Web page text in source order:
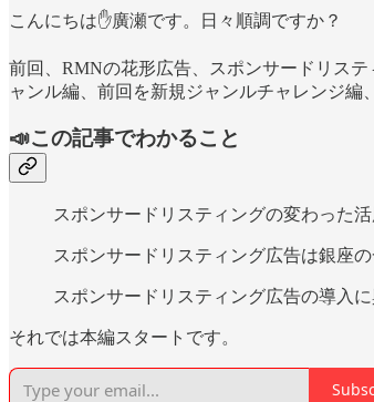
こんにちは✋廣瀬です。日々順調ですか？
前回、RMNの花形広告、スポンサードリス
ャンル編、前回を新規ジャンルチャレンジ編
📣この記事でわかること
スポンサードリスティングの変わった
スポンサードリスティング広告は銀座
スポンサードリスティング広告の導入
それでは本編スタートです。